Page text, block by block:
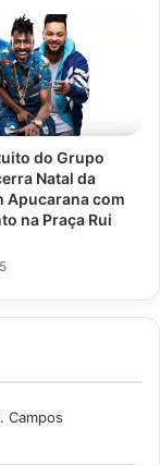
do Grupo
Natal da
Apucarana com
na Praça Rui
Campos